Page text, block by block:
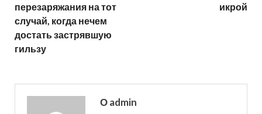
перезаряжания на тот
случай, когда нечем
достать застрявшую
гильзу
икрой
О admin